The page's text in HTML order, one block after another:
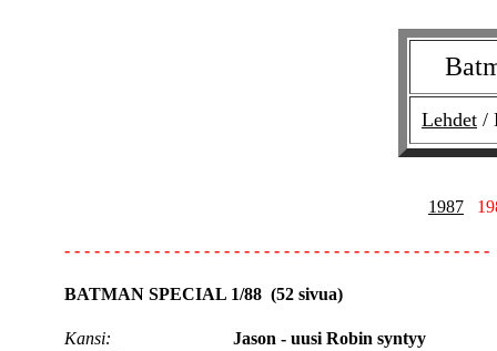
Lehdet /
1987
- - - - - - - - - - - - - - - - - - - - - - - - - - - - - - - - - - - - - - - - - - -
BATMAN SPECIAL 1/88 (52 sivua)
Kansi:
Jason - uusi Robin syntyy